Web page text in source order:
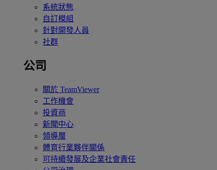
系統狀態
自訂模組
針對開發人員
社群
公司
關於 TeamViewer
工作機會
投資商
新聞中心
領導層
體育行業夥伴關係
可持續發展及企業社會責任